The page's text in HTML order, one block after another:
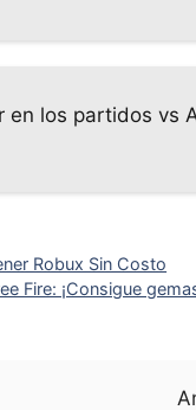
los partidos vs
Robux Sin Costo
Fire: ¡Consigue